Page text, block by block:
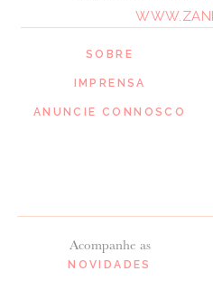
SOBRE
IMPRENSA
ANUNCIE CONNOSCO
Acompanhe as
NOVIDADES